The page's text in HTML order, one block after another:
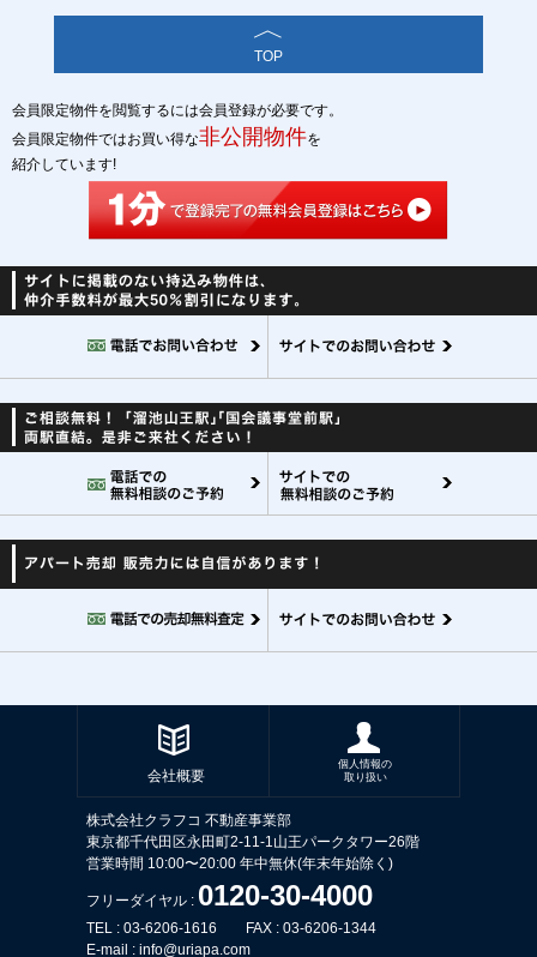
TOP
会員限定物件を閲覧するには会員登録が必要です。
会員限定物件ではお買い得な非公開物件を
紹介しています!
会社概要
個人情報の
取り扱い
株式会社クラフコ 不動産事業部
東京都千代田区永田町2-11-1山王パークタワー26階
営業時間 10:00〜20:00 年中無休(年末年始除く)
フリーダイヤル : 0120-30-4000
TEL : 03-6206-1616 FAX : 03-6206-1344
E-mail : info@uriapa.com